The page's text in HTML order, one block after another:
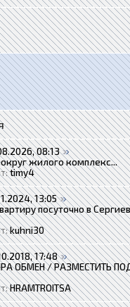
08:13
жилого комплекс...
timy4
13:05
посуточно в
kuhni30
17:48
ОБМЕН / РАЗМЕСТИТЬ
HRAMTROITSA